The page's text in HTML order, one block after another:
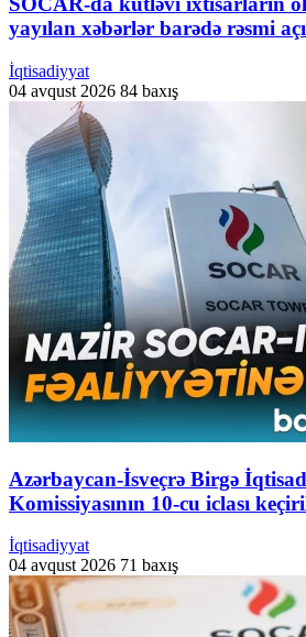
yayılan xəbərlər barədə rəsmi
İqtisadiyyat
04 avqust 2026 84 baxış
Azərbaycan-İsveçrə Birgə
Komissiyasının 10-cu iclası
İqtisadiyyat
04 avqust 2026 71 baxış